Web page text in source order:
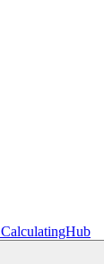
CalculatingHub